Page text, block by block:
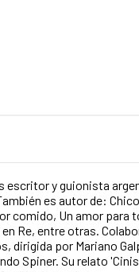
escritor y guionista
es autor de:
comido, Un amor para
Re, entre otras.
dirigida por Mariano
Spiner. Su relato